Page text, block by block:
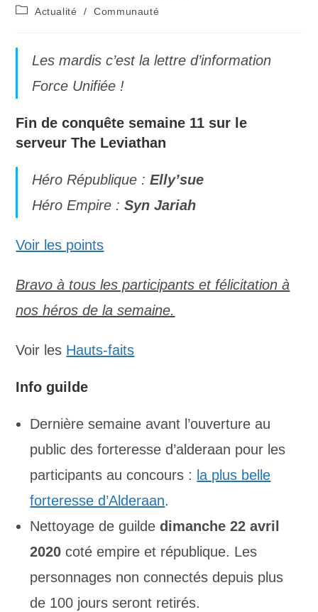
Actualité
/ Communauté
Les mardis c’est la lettre d’information
Force Unifiée !
Fin de conquête semaine 11 sur le
serveur The Leviathan
Héro République :Elly’sue
Héro Empire :Syn Jariah
Voir les points
Bravo à tous les participants et félicitation à
nos héros de la semaine.
Voir les Hauts-faits
Info guilde
Dernière semaine avant l’ouverture au
public des forteresse d’alderaan pour les
participants au concours : la plus belle
forteresse d’Alderaan.
Nettoyage de guildedimanche 22 avril
2020 coté empire et république. Les
personnages non connectés depuis plus
de 100 jours seront retirés.